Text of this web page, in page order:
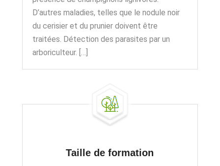
D’autres maladies, telles que le nodule noir
du cerisier et du prunier doivent être
traitées. Détection des parasites par un
arboriculteur. […]
Taille de formation